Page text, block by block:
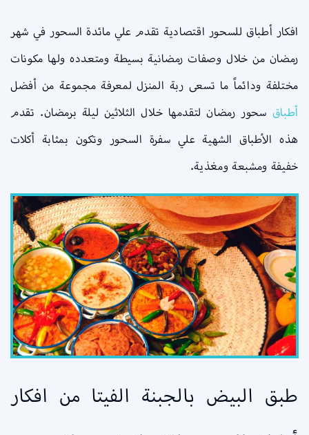
افكار أطباق للسحور اقتصادية تقدم علي مائدة السحور في شهر
رمضان من خلال وصفات رمضانية بسيطة ومتعدده ولها مكونات
مختلفة ودائماً ما تسعى ربة المنزل لمعرفة مجموعة من أفضل
أطباق سحور رمضان لتقدمها خلال الثلاثين ليلة برمضان. تقدم
هذه الأطباق الشهية علي سفرة السحور وتكون بمثابة أكلات
خفيفة ومشبعة ومغذية.
طبق البيض بالجبنة الفيتا من افكار